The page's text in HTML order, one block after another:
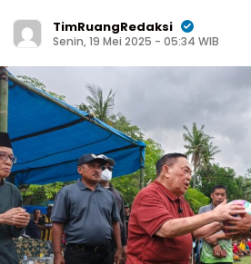
TimRuangRedaksi
Senin, 19 Mei 2025 - 05:34 WIB